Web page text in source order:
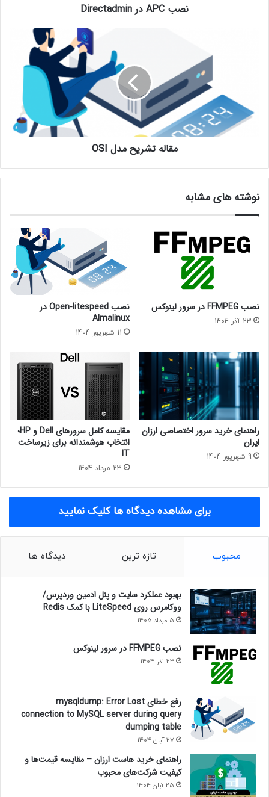
نصب APC در Directadmin
مقاله تشریح مدل OSI
نوشته های مشابه
نصب FFMPEG در سرور لینوکس
23 آذر 1404
نصب Open-litespeed در
Almalinux
11 شهریور 1404
راهنمای خرید سرور اختصاصی ارزان
ایران
9 شهریور 1404
مقایسه کامل سرورهای Dell و HP؛
انتخاب هوشمندانه برای زیرساخت
IT
23 مرداد 1404
برای مشاهده دیدگاه ها کلیک نمایید
محبوب تازه ترین دیدگاه ها
بهبود عملکرد سایت و پنل ادمین وردپرس/
ووکامرس روی LiteSpeed با کمک Redis
5 مرداد 1405
نصب FFMPEG در سرور لینوکس
23 آذر 1404
رفع خطای mysqldump: Error Lost
connection to MySQL server during query
dumping table
27 آبان 1404
راهنمای خرید هاست ارزان – مقایسه قیمت‌ها و
کیفیت شرکت‌های محبوب
25 آبان 1404